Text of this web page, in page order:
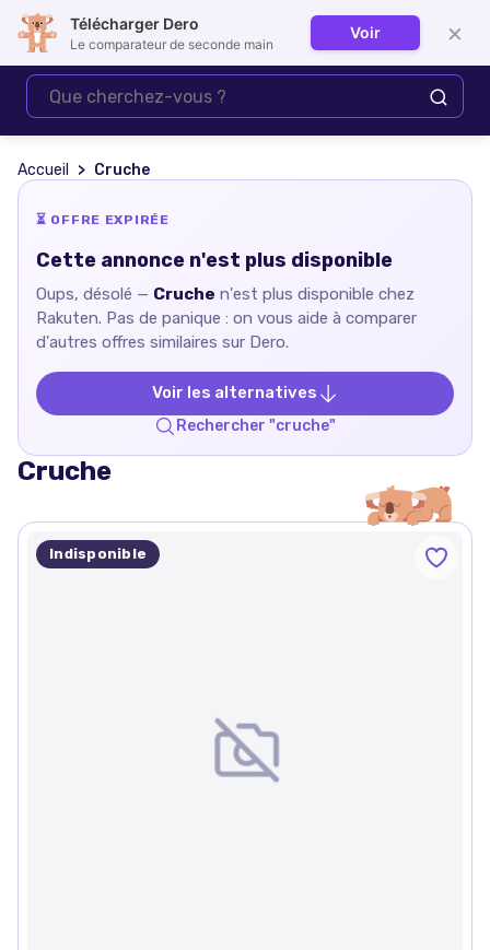
Se connecter
Accueil Cruche
⏳ OFFRE EXPIRÉE
Cette annonce n'est plus disponible
Oups, désolé — Cruche n'est plus disponible chez
Rakuten. Pas de panique : on vous aide à comparer
d'autres offres similaires sur Dero.
Voir les alternatives
Rechercher "cruche"
Cruche
Indisponible
Télécharger Dero
Le comparateur de seconde main
Voir ×